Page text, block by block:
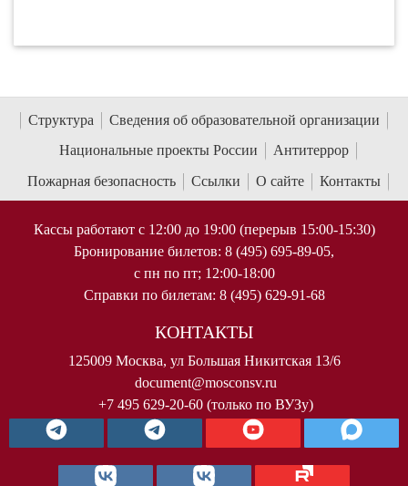
Структура
Сведения об образовательной организации
Национальные проекты России
Антитеррор
Пожарная безопасность
Ссылки О сайте Контакты
Кассы работают с 12:00 до 19:00 (перерыв 15:00-15:30)
Бронирование билетов: 8 (495) 695-89-05,
с пн по пт; 12:00-18:00
Справки по билетам: 8 (495) 629-91-68
КОНТАКТЫ
125009 Москва, ул Большая Никитская 13/6
document@mosconsv.ru
+7 495 629-20-60 (только по ВУЗу)